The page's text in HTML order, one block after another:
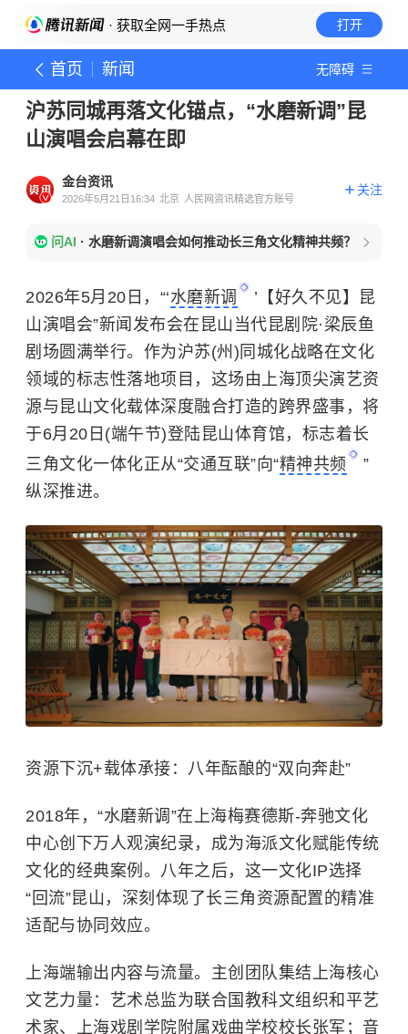
· 获取全网一手热点 打开
首页 新闻 无障碍
沪苏同城再落文化锚点，“水磨新调”昆
山演唱会启幕在即
金台资讯
2026年5月21日16:34 北京 人民网资讯精选官方账号
关注
问AI · 水磨新调演唱会如何推动长三角文化精神共频？
2026年5月20日，“‘水磨新调
’【好久不见】昆
山演唱会”新闻发布会在昆山当代昆剧院·梁辰鱼
剧场圆满举行。作为沪苏(州)同城化战略在文化
领域的标志性落地项目，这场由上海顶尖演艺资
源与昆山文化载体深度融合打造的跨界盛事，将
于6月20日(端午节)登陆昆山体育馆，标志着长
三角文化一体化正从“交通互联”向“精神共频
”
纵深推进。
资源下沉+载体承接：八年酝酿的“双向奔赴”
2018年，“水磨新调”在上海梅赛德斯-奔驰文化
中心创下万人观演纪录，成为海派文化赋能传统
文化的经典案例。八年之后，这一文化IP选择
“回流”昆山，深刻体现了长三角资源配置的精准
适配与协同效应。
上海端输出内容与流量。主创团队集结上海核心
文艺力量：艺术总监为联合国教科文组织和平艺
术家、上海戏剧学院附属戏曲学校校长张军；音